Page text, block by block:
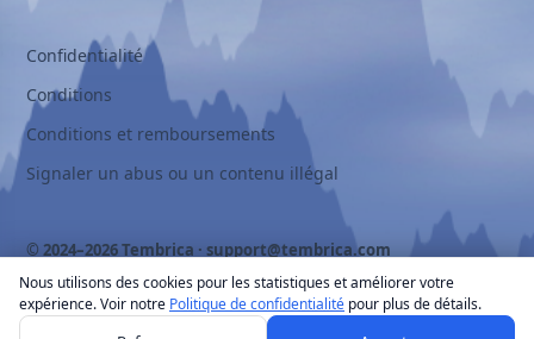
Confidentialité
Conditions
Conditions et remboursements
Signaler un abus ou un contenu illégal
© 2024–2026 Tembrica · support@tembrica.com
Nous utilisons des cookies pour les statistiques et améliorer votre
expérience. Voir notre Politique de confidentialité pour plus de détails.